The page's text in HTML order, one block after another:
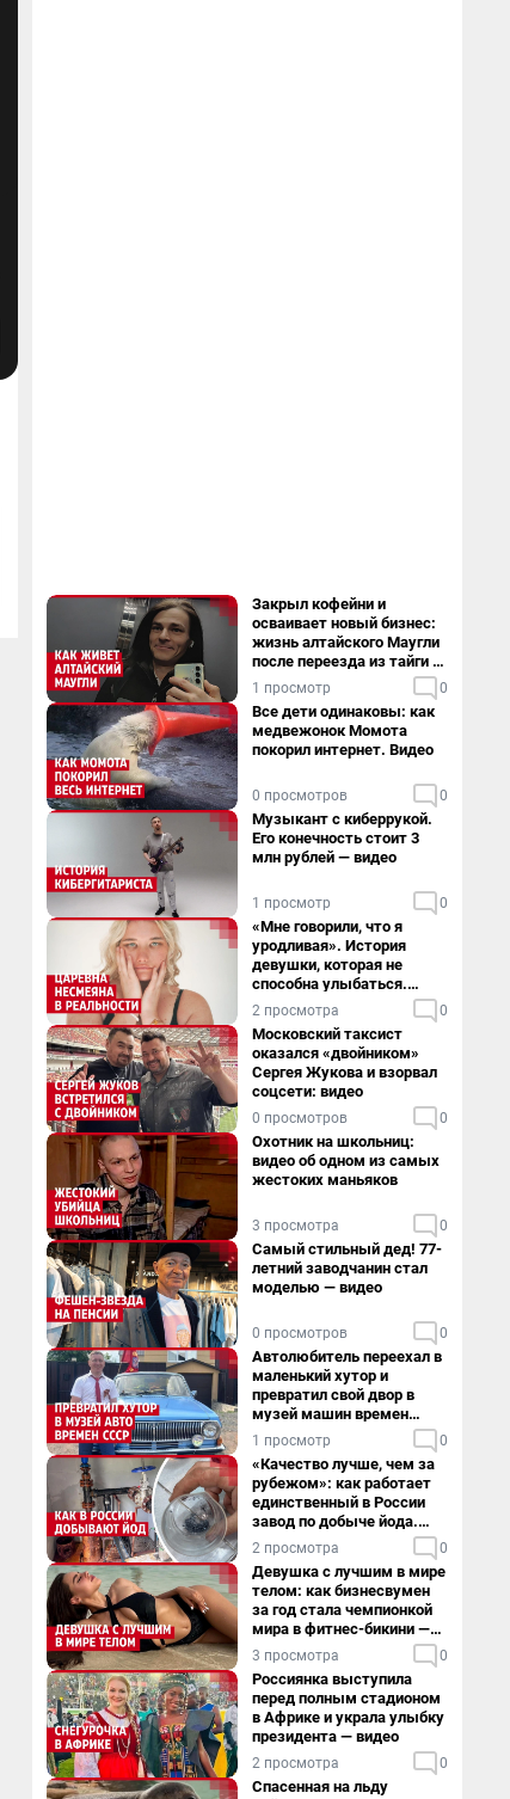
Закрыл кофейни и
осваивает новый бизнес:
жизнь алтайского Маугли
после переезда из тайги в
столицу
1 просмотр 0
Все дети одинаковы: как
медвежонок Момота
покорил интернет. Видео
0 просмотров 0
Музыкант с киберрукой.
Его конечность стоит 3
млн рублей — видео
1 просмотр 0
«Мне говорили, что я
уродливая». История
девушки, которая не
способна улыбаться.
Видео
2 просмотра 0
Московский таксист
оказался «двойником»
Сергея Жукова и взорвал
соцсети: видео
0 просмотров 0
Охотник на школьниц:
видео об одном из самых
жестоких маньяков
3 просмотра 0
Самый стильный дед! 77-
летний заводчанин стал
моделью — видео
0 просмотров 0
Автолюбитель переехал в
маленький хутор и
превратил свой двор в
музей машин времен
СССР. Видео
1 просмотр 0
«Качество лучше, чем за
рубежом»: как работает
единственный в России
завод по добыче йода.
Видео
2 просмотра 0
Девушка с лучшим в мире
телом: как бизнесвумен
за год стала чемпионкой
мира в фитнес-бикини —
видео
3 просмотра 0
Россиянка выступила
перед полным стадионом
в Африке и украла улыбку
президента — видео
2 просмотра 0
Спасенная на льду